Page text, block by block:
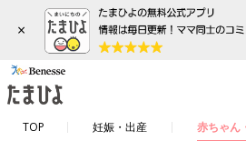
×
TOP 妊娠・出産 赤ちゃん